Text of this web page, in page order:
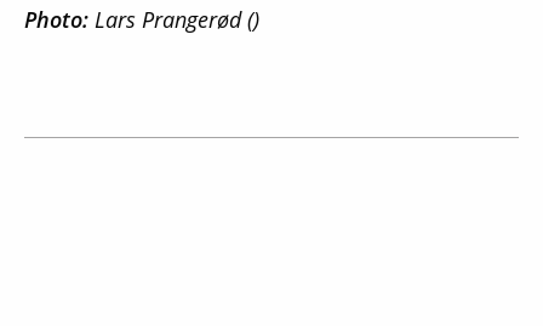
Photo: Lars Prangerød ()